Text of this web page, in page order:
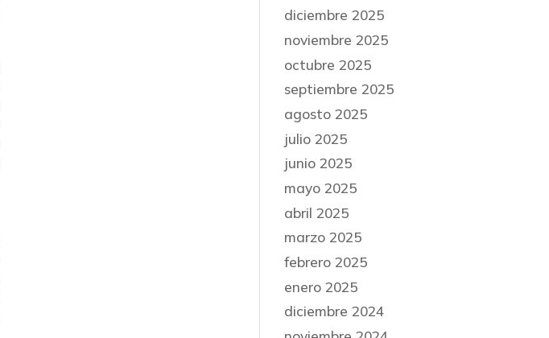
diciembre 2025
noviembre 2025
octubre 2025
septiembre 2025
agosto 2025
julio 2025
junio 2025
mayo 2025
abril 2025
marzo 2025
febrero 2025
enero 2025
diciembre 2024